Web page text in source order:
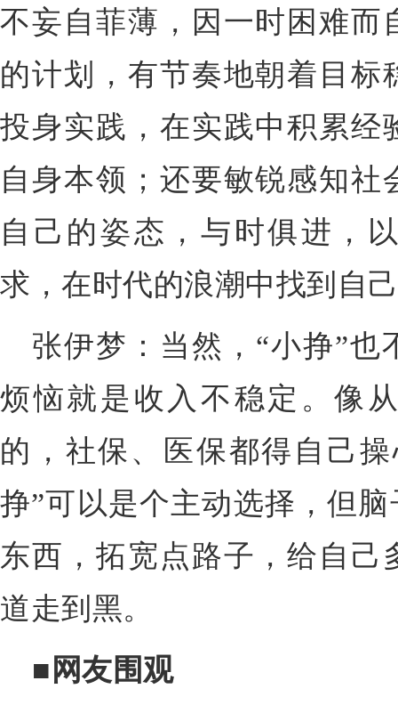
不妄自菲薄，因一时困难而
的计划，有节奏地朝着目标
投身实践，在实践中积累经
自身本领；还要敏锐感知
自己的姿态，与时俱进，
求，在时代的浪潮中找到自
张伊梦：当然，“小挣”
烦恼就是收入不稳定。像
的，社保、医保都得自己
挣”可以是个主动选择，但
东西，拓宽点路子，给自己
道走到黑。
■网友围观